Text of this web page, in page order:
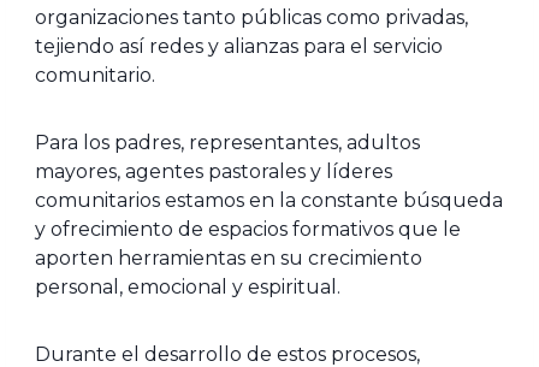
organizaciones tanto públicas como privadas,
tejiendo así redes y alianzas para el servicio
comunitario.
Para los padres, representantes, adultos
mayores, agentes pastorales y líderes
comunitarios estamos en la constante búsqueda
y ofrecimiento de espacios formativos que le
aporten herramientas en su crecimiento
personal, emocional y espiritual.
Durante el desarrollo de estos procesos,